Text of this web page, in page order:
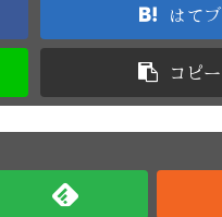
はてブ
コピー